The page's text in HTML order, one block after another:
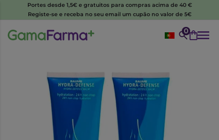
Portes desde 1,5€ e gratuitos para compras acima de 40 €
Registe-se e receba no seu email um cupão no valor de 5€
0